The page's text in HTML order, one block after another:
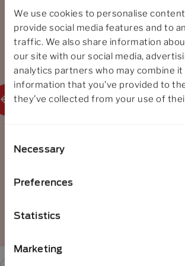
We use cookies to personalise
provide social media features and to
traffic. We also share information
our site with our social media,
analytics partners who may combine
information that you’ve provided to
they’ve collected from your use of
Selection
Necessary
Preferences
Statistics
Marketing
ELBC,